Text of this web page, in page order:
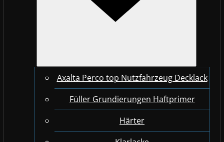
Axalta Perco top Nutzfahrzeug Decklack
Füller Grundierungen Haftprimer
Härter